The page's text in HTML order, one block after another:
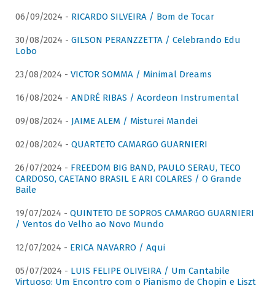
06/09/2024 - RICARDO SILVEIRA / Bom de Tocar
30/08/2024 - GILSON PERANZZETTA / Celebrando Edu
Lobo
23/08/2024 - VICTOR SOMMA / Minimal Dreams
16/08/2024 - ANDRÉ RIBAS / Acordeon Instrumental
09/08/2024 - JAIME ALEM / Misturei Mandei
02/08/2024 - QUARTETO CAMARGO GUARNIERI
26/07/2024 - FREEDOM BIG BAND, PAULO SERAU, TECO
CARDOSO, CAETANO BRASIL E ARI COLARES / O Grande
Baile
19/07/2024 - QUINTETO DE SOPROS CAMARGO GUARNIERI
/ Ventos do Velho ao Novo Mundo
12/07/2024 - ERICA NAVARRO / Aqui
05/07/2024 - LUIS FELIPE OLIVEIRA / Um Cantabile
Virtuoso: Um Encontro com o Pianismo de Chopin e Liszt